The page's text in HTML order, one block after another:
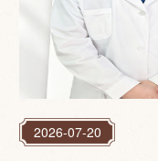
2026-07-20